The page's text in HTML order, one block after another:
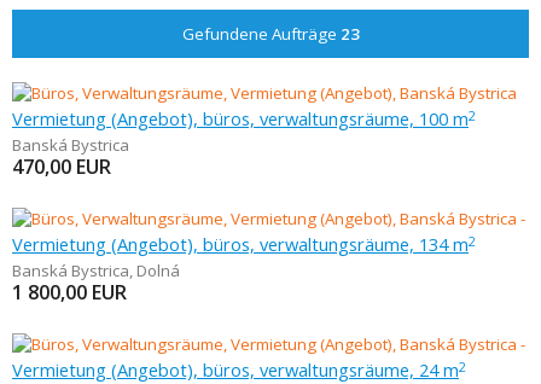
Gefundene Aufträge 23
Vermietung (Angebot), büros, verwaltungsräume, 100 m2
Banská Bystrica
470,00 EUR
Vermietung (Angebot), büros, verwaltungsräume, 134 m2
Banská Bystrica, Dolná
1 800,00 EUR
Vermietung (Angebot), büros, verwaltungsräume, 24 m2